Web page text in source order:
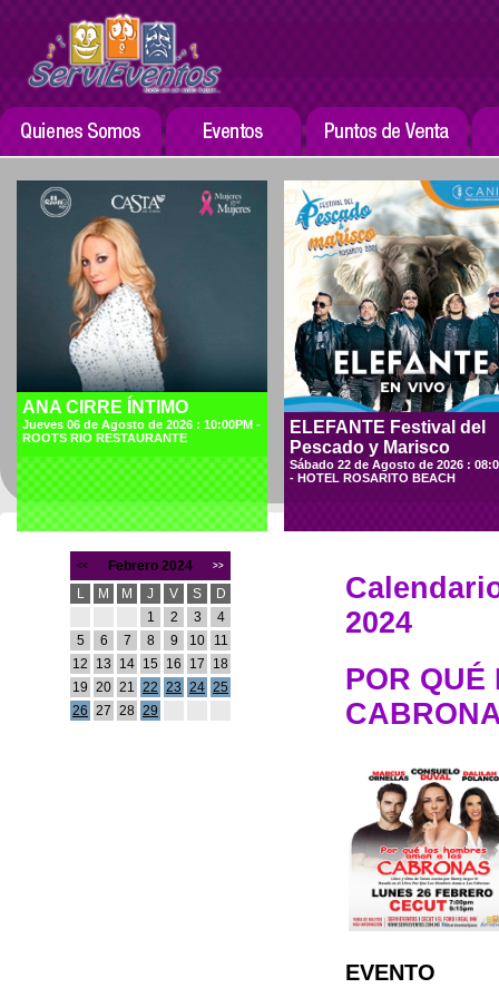
ANA CIRRE ÍNTIMO
Jueves 06 de Agosto de 2026 : 10:00PM -
ROOTS RIO RESTAURANTE
ELEFANTE Festival del
Pescado y Marisco
Sábado 22 de Agosto de 2026 :
- HOTEL ROSARITO BEACH
<< Febrero 2024 >>
L M M J V S
D
1
2 3
4
5
6 7 8 9 10
11
12
13 14 15 16 17
18
19 20 21 22 23 24 25
26 27 28 29
2024
POR QUÉ
EVENTO